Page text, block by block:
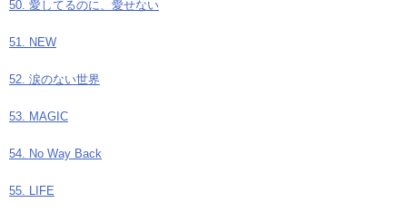
50. 愛してるのに、愛せない
51. NEW
52. 涙のない世界
53. MAGIC
54. No Way Back
55. LIFE